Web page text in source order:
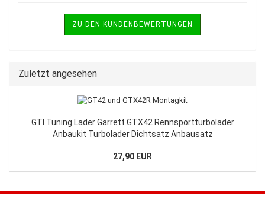
ZU DEN KUNDENBEWERTUNGEN
Zuletzt angesehen
GTI Tuning Lader Garrett GTX42 Rennsportturbolader
Anbaukit Turbolader Dichtsatz Anbausatz
27,90 EUR